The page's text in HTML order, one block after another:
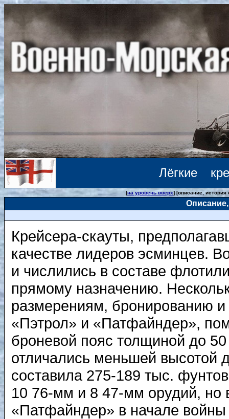
Лёгкие
[на уровень вверх] [описание,
Крейсера-скауты,
качестве лидеров эсминцев.
и числились в составе
прямому назначению.
размерениям, бронированию
«Пэтрол» и «Патфайндер»,
броневой пояс толщиной до
отличались меньшей высотой
составила 275-189 тыс.
10 76-мм и 8 47-мм орудий, но
«Патфайндер» в начале